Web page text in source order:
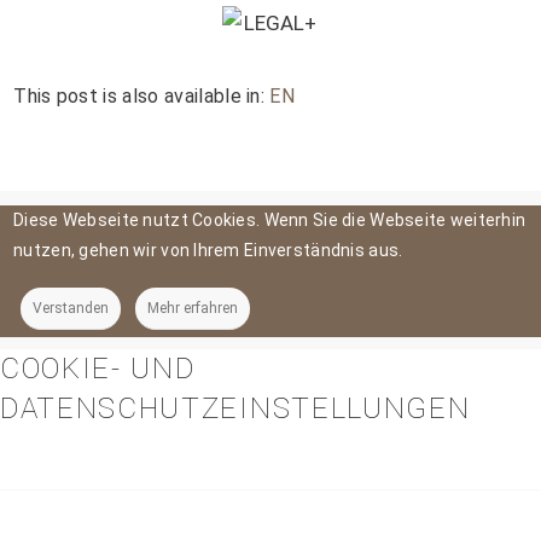
This post is also available in: EN
Diese Webseite nutzt Cookies. Wenn Sie die Webseite weiterhin
nutzen, gehen wir von Ihrem Einverständnis aus.
Verstanden Mehr erfahren
COOKIE- UND
DATENSCHUTZEINSTELLUNGEN